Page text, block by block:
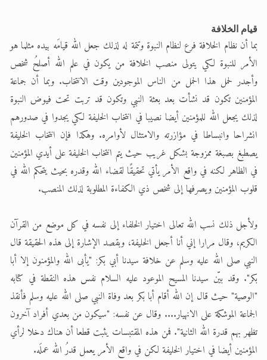
قيام الخلافة
بما أن نظام الخلافة فرع لنظام النبوة وتتمة له لذلك جعل الله قيامَه بيده مثلما هو
الأمر للنبوة لكي يتولى منصب الخلافة من يكون في علم الله أصلحُ شخص
وأجدر لحمل هذا الحمل من الناس الموجودين وقت الانتخاب. وبما أن جماعة
المؤمنين تكون قد نشأت بعد بعثة النبي وتكون قد تربت تحت فيوض النبوة
لذلك يجعل الله للمؤمنين أيضا نصيبا في انتخاب الخليفة لكي يجدوا في صدورهم
انشراحا وانبساطا في مؤازرته والامتثال لأوامره. وهكذا فإن انتخاب الخليفة
يصطبغ بصبغة ممزوجة بشكل غريب حيث يتم انتخاب الخليفة على أيدي المؤمنين
في الظاهر لكنه في واقع الأمر يأتي تحقيقًا لقضاء الله وقدره بحيث يتحكم الله في
قلوب المؤمنين ويصرفها إلى شخص ذي الكفاءة المطلوبة لذلك المنصب.
ولأجل ذلك نسب الله تعالى اختيار الخلفاء إلى نفسه في كل موضع من القرآن
الكريم، وقال مرارا إني أنا أجعل الخليفة، وبقصد الإشارة إلى هذه الحقيقة قال
النبي صلى الله عليه وسلم عن خلافة سيدنا أبي بكر: "يأبى الله والمؤمنون إلا أبا
بكر". وقد بيّن سيدنا المسيح الموعود عليه السلام نفس هذه النقطة في كتابه
"الوصية" حيث قال إن الله أقام أبا بكر بعد وفاة النبي صلى الله عليه وسلم فأنقذ
الجماعة الموشكة على الانهيار.... وقال عن نفسه: "سيكون من بعدي أفراد آخرون
تظهر بهم قدرة الله الثانية". فمن هذه المقتبسات يثبت قطعا أن هناك دخلا لرأي
المؤمنين أيضا في اختيار الخليفة لكن في واقع الأمر يعمل قدرُ الله عملَه.